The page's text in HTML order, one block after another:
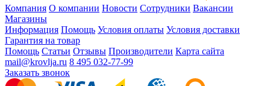
Компания О компании Новости Сотрудники Вакансии
Магазины
Информация Помощь Условия оплаты Условия доставки
Гарантия на товар
Помощь Статьи Отзывы Производители Карта сайта
mail@krovlja.ru 8 495 032-77-99
Заказать звонок